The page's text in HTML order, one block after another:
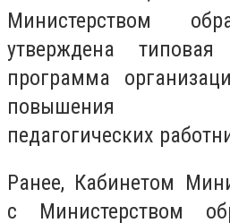
Министерством
утверждена типовая
программа
повышения
педагогических
Ранее, Кабинетом
с Министерством